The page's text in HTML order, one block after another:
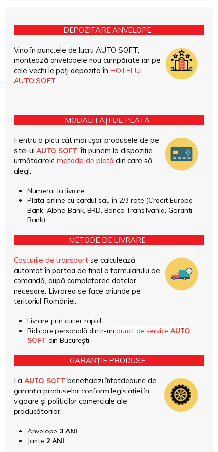
DEPOZITARE ANVELOPE
Vino în punctele de lucru AUTO SOFT,
montează anvelopele nou cumpărate iar pe
cele vechi le poți depozita în HOTELUL
AUTO SOFT
MODALITĂȚI DE PLATĂ
Pentru a plăti cât mai ușor produsele de pe
site-ul AUTO SOFT, îți punem la dispoziție
următoarele metode de plată din care să
alegi:
Numerar la livrare
Plata online cu cardul sau în 2/3 rate (Credit Europe
Bank, Alpha Bank, BRD, Banca Transilvania, Garanti
Bank)
METODE DE LIVRARE
Costurile de transport se calculează
automat în partea de final a formularului de
comandă, după completarea datelor
necesare. Livrarea se face oriunde pe
teritoriul României.
Livrare prin curier rapid
Ridicare personală dintr-un punct de service AUTO
SOFT din București
GARANȚIE PRODUSE
La AUTO SOFT beneficiezi întotdeauna de
garanția produselor conform legislației în
vigoare și politicilor comerciale ale
producătorilor.
Anvelope 3 ANI
Jante 2 ANI